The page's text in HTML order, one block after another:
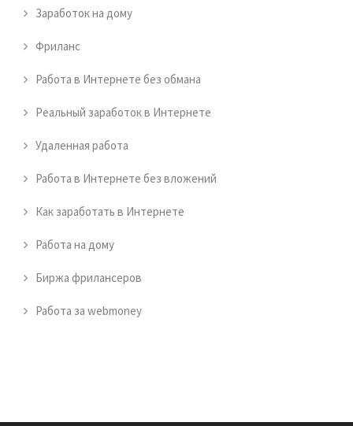
Заработок на дому
Фриланс
Работа в Интернете без обмана
Реальный заработок в Интернете
Удаленная работа
Работа в Интернете без вложений
Как заработать в Интернете
Работа на дому
Биржа фрилансеров
Работа за webmoney